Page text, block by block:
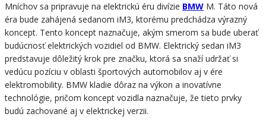
Mníchov sa pripravuje na elektrickú éru divízie BMW M. Táto nová
éra bude zahájená sedanom iM3, ktorému predchádza výrazný
koncept. Tento koncept naznačuje, akým smerom sa bude uberať
budúcnosť elektrických vozidiel od BMW. Elektrický sedan iM3
predstavuje dôležitý krok pre značku, ktorá sa snaží udržať si
vedúcu pozíciu v oblasti športových automobilov aj v ére
elektromobility. BMW kladie dôraz na výkon a inovatívne
technológie, pričom koncept vozidla naznačuje, že tieto prvky
budú zachované aj v elektrickej verzii.